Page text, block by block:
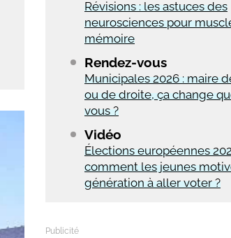
Révisions : les astuces des
neurosciences pour
mémoire
Rendez-vous
Municipales 2026 : maire
ou de droite, ça change
vous ?
Vidéo
Élections européennes
comment les jeunes
génération à aller voter ?